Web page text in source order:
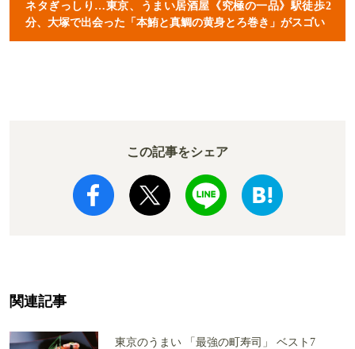
ネタぎっしり…東京、うまい居酒屋《究極の一品》駅徒歩2
分、大塚で出会った「本鮪と真鯛の黄身とろ巻き」がスゴい
この記事をシェア
関連記事
東京のうまい 「最強の町寿司」 ベスト7